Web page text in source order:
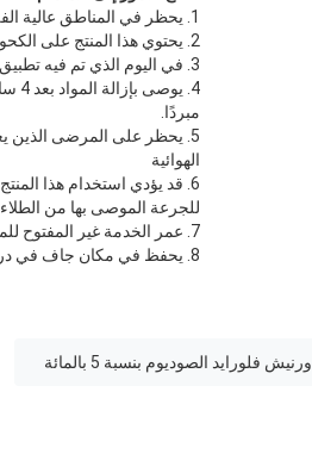
1. يحظر في المناطق عالية الفلور.
2. يحتوي هذا المنتج على الكحول / الإيثانول ، لذلك ينصح بتجنب استخدام هذا المنتج أثناء الحمل والرضاعة.
3. في اليوم الذي تم فيه تطبيق I-Rehealth Fluoride Varnish ، لا يجب استخدام مستحضرات الفلوريد العالية ، مثل المواد الهلامية الفلورايدية.
4.
مبردًا.
5. يحظر على المرضى الذين
الهوائية
6. قد يؤدي استخدام هذا
للجرعة الموصى بها من الطلاء
7. عمر الخدمة غير المفتوح للمنتج هو 3 سنوات.بعد تفريغ أنبوب الألمنيوم ، يرجى استخدامه في غضون 3 أشهر.
8. يحفظ في مكان جاف في درجة حرارة الغرفة.
ورنيش فلورايد الصوديوم بنسبة 5 بالمائة